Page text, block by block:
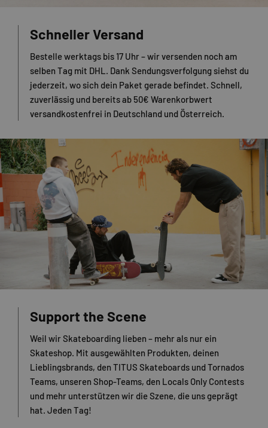
Schneller Versand
Bestelle werktags bis 17 Uhr – wir versenden noch am
selben Tag mit DHL. Dank Sendungsverfolgung siehst du
jederzeit, wo sich dein Paket gerade befindet. Schnell,
zuverlässig und bereits ab 50€ Warenkorbwert
versandkostenfrei in Deutschland und Österreich.
Support the Scene
Weil wir Skateboarding lieben – mehr als nur ein
Skateshop. Mit ausgewählten Produkten, deinen
Lieblingsbrands, den TITUS Skateboards und Tornados
Teams, unseren Shop-Teams, den Locals Only Contests
und mehr unterstützen wir die Szene, die uns geprägt
hat. Jeden Tag!